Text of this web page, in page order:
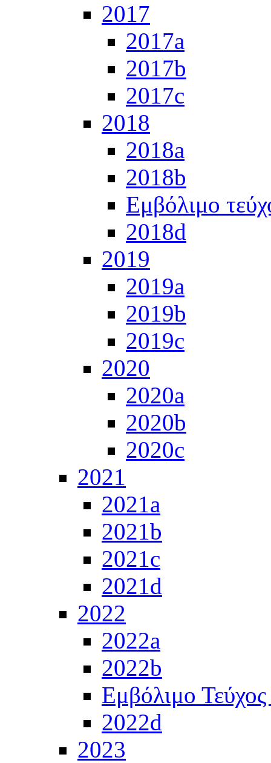
2017
2017a
2017b
2017c
2018
2018a
2018b
Εμβόλιμο
2018d
2019
2019a
2019b
2019c
2020
2020a
2020b
2020c
2021
2021a
2021b
2021c
2021d
2022
2022a
2022b
Εμβόλιμο
2022d
2023